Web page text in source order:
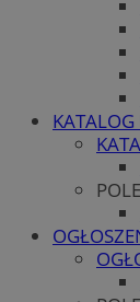
KATALOG